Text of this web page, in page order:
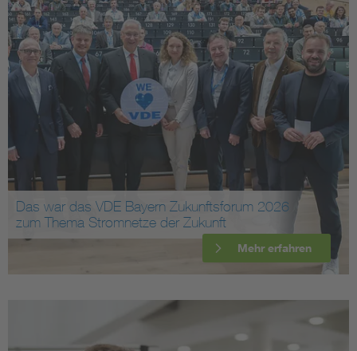
Das war das VDE Bayern Zukunftsforum 2026
zum Thema Stromnetze der Zukunft
Mehr erfahren